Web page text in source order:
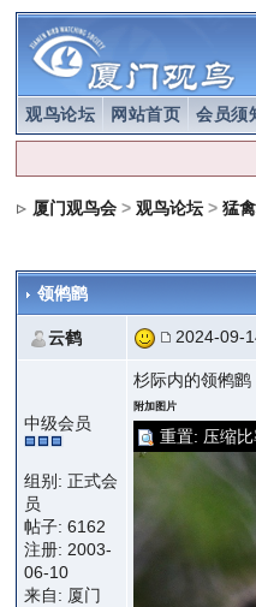
观鸟论坛 网站首页 会员须
厦门观鸟会 >观鸟论坛>猛
领鸺鹠
云鹤 2024-09-
中级会员
组别: 正式会
员
帖子: 6162
注册: 2003-
06-10
来自: 厦门
杉际内的领鸺鹠
附加图片
重置: 压缩